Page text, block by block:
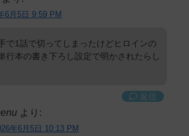
6月5日 9:59 PM
で1話で切ってしまったけどヒロインの
行本の書き下ろし設定で明かされたらし
返信
より:
年6月5日 10:13 PM